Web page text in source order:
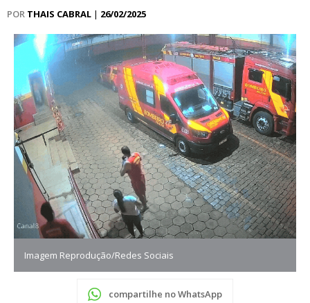
POR THAIS CABRAL | 26/02/2025
Imagem Reprodução/Redes Sociais
compartilhe no WhatsApp